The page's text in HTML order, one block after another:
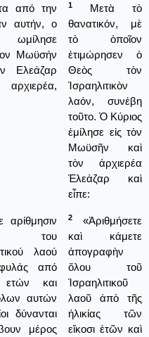
από την
αυτήν, ο
ωμίλησε
Μωϋσήν
Ελεάζαρ
1
Μετὰ τὸ
θανατικόν, μὲ
τὸ ὁποῖον
ἐτιμώρησεν ὁ
Θεὸς τὸν
Ἰσραηλιτικὸν
λαόν, συνέβη
τοῦτο. Ὁ Κύριος
ἐμίλησε εἰς τὸν
Μωϋσῆν καὶ
τὸν ἀρχιερέα
Ἐλεάζαρ καὶ
εἶπε:
αρίθμησιν
του
λαού
από
ετών και
αυτών
δύνανται
μέρος
2
«Ἀριθμήσετε
καὶ κάμετε
ἀπογραφὴν
ὅλου τοῦ
Ἰσραηλιτικοῦ
λαοῦ ἀπὸ τῆς
ἡλικίας τῶν
εἴκοσι ἐτῶν καὶ